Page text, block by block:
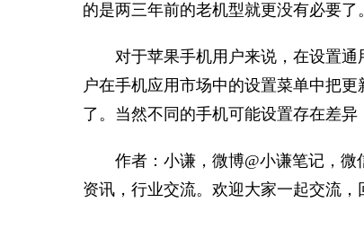
的是两三年前的老机型就更没有必要了。
对于苹果手机用户来说，在设置通
户在手机应用市场中的设置菜单中把
了。当然不同的手机可能设置存在差异
作者：小谦，微博@小谦笔记，微
资讯，行业交流。欢迎大家一起交流，